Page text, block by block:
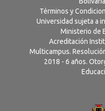
Términos y
Universidad sujeta a
Ministerio de
Acreditación
Multicampus.
2018 - 6 años.